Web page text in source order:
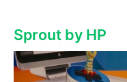
Sprout by HP